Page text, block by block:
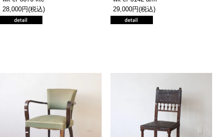
28,000円(税込)
29,000円(税込)